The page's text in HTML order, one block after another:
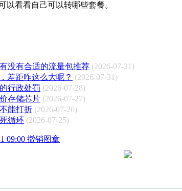
以看看自己可以转哪些套餐。
没有合适的流量包推荐 (2026-07-31)
差距咋这么大呢？ (2026-07-31)
行政处罚 (2026-07-28)
存储芯片 (2026-07-27)
能打折 (2026-07-26)
循环 (2026-07-25)
09:00 撤销图章